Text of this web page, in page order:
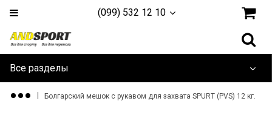
(099) 532 12 10
Все разделы
Дайвинг и плавание
Болгарский мешок c рукавом для захвата SPURT (PVS) 12 кг.